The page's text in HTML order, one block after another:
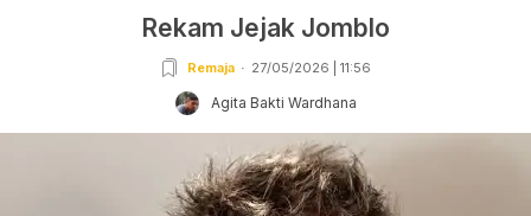
Rekam Jejak Jomblo
Remaja 27/05/2026 | 11:56
Agita Bakti Wardhana